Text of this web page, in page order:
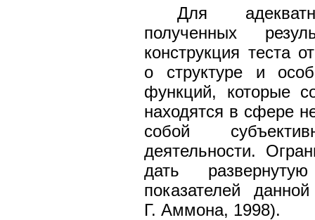
Для
полученных
конструкция теста
о структуре и
функций, которые
находятся в сфере
собой
деятельности.
дать
показателей
Г. Аммона, 1998).